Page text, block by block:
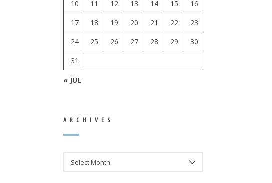
10
11 12 13 14 15
16
17
18 19 20 21 22
23
24
25 26 27 28 29
30
31
« JUL
ARCHIVES